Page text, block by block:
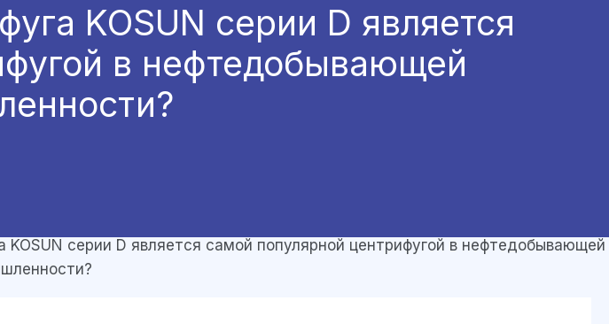
KOSUN серии D является
в нефтедобывающей
KOSUN серии D является самой популярной центрифугой в нефтедобывающей